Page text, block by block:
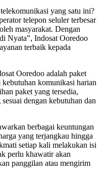
yang satu ini?
telepon seluler terbesar
masyarakat. Dengan
Nyata”, Indosat Ooredoo
terbaik kepada
Ooredoo adalah paket
komunikasi harian
paket yang tersedia,
dengan kebutuhan dan
berbagai keuntungan
yang terjangkau hingga
setiap kali melakukan isi
perlu khawatir akan
panggilan atau mengirim